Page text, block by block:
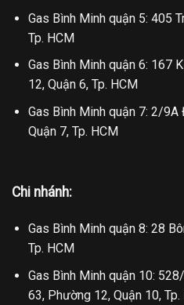
Gas Bình Minh quận 5: 405
Tp. HCM
Gas Bình Minh quận 6: 167
12, Quận 6, Tp. HCM
Gas Bình Minh quận 7: 2/9A
Quận 7, Tp. HCM
Chi nhánh:
Gas Bình Minh quận 8: 28
Tp. HCM
Gas Bình Minh quận 10:
63, Phường 12, Quận 10, Tp.